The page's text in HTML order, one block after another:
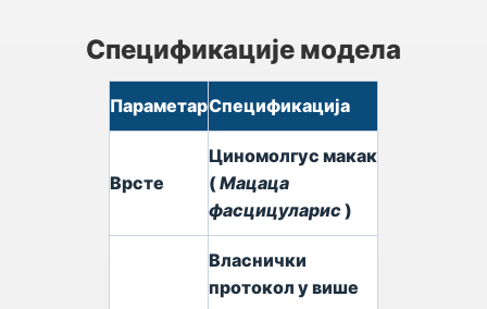
Спецификације модела
ПараметарСпецификација
Врсте
Циномолгус макак
(Мацаца
фасцицуларис )
Власнички
протокол у више